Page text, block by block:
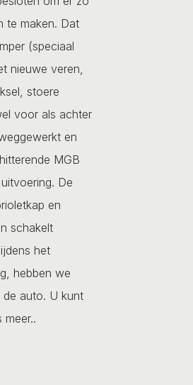
te maken. Dat
(speciaal
nieuwe veren,
stoere
voor als achter
en
MGB
De
en
schakelt
het
hebben we
auto. U kunt
meer..